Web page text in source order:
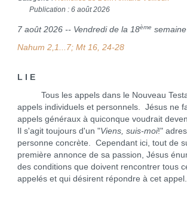
Publication : 6 août 2026
7 août 2026 -- Vendredi de la 18ème semaine
Nahum 2,1...7; Mt 16, 24-28
H O
L I E
Tous les appels dans le Nouveau
appels individuels et personnels. Jésus ne
appels généraux à quiconque voudrait
Il s'agit toujours d'un "Viens, suis-moi!"
personne concrète. Cependant ici, tout de
première annonce de sa passion, Jésus
des conditions que doivent rencontrer tous
appelés et qui désirent répondre à cet appel.